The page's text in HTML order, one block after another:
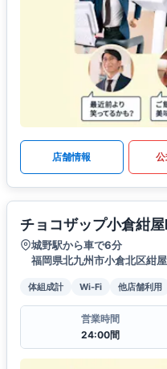
店舗情報 公
チョコザップ小倉紺
城野駅から車で6分
福岡県北九州市小倉北区紺
体組成計 Wi-Fi 他店舗利用
営業時間
24:00間